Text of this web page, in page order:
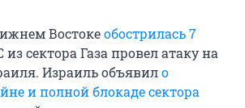
Востокеобострилась 7
сектора Газа провел атаку на
Израиль объявило
и полной блокаде сектора